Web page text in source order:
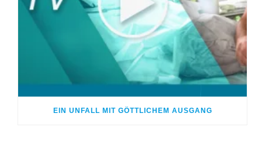
EIN UNFALL MIT GÖTTLICHEM AUSGANG